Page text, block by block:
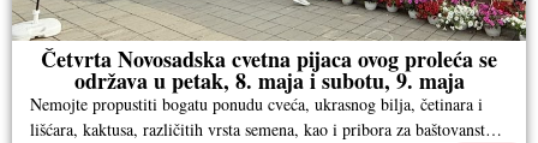
Četvrta Novosadska cvetna pijaca ovog proleća se
održava u petak, 8. maja i subotu, 9. maja
Nemojte propustiti bogatu ponudu cveća, ukrasnog bilja, četinara i
lišćara, kaktusa, različitih vrsta semena, kao i pribora za baštovanstvo.